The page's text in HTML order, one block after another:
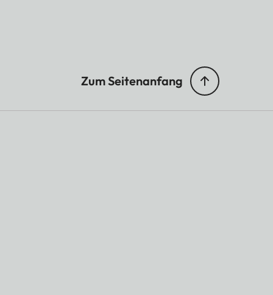
Zum Seitenanfang